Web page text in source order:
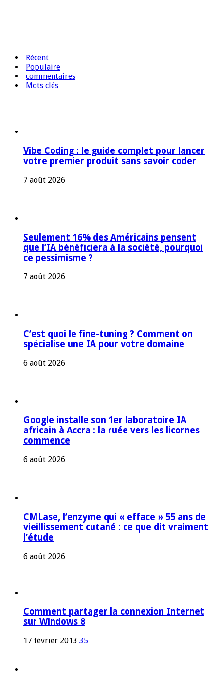
Récent
Populaire
commentaires
Mots clés
Vibe Coding : le guide complet pour lancer
votre premier produit sans savoir coder
7 août 2026
Seulement 16% des Américains pensent
que l’IA bénéficiera à la société, pourquoi
ce pessimisme ?
7 août 2026
C’est quoi le fine-tuning ? Comment on
spécialise une IA pour votre domaine
6 août 2026
Google installe son 1er laboratoire IA
africain à Accra : la ruée vers les licornes
commence
6 août 2026
CMLase, l’enzyme qui « efface » 55 ans de
vieillissement cutané : ce que dit vraiment
l’étude
6 août 2026
Comment partager la connexion Internet
sur Windows 8
17 février 2013 35